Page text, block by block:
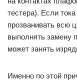
тестера). Если
прозванивать всю
выполнять замену
может занять
Именно по этой